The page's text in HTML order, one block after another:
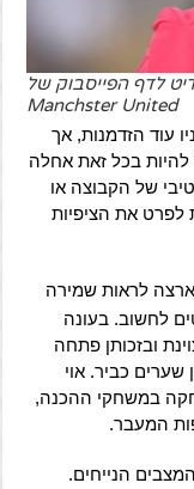
לדף הפייסבוק של
Manchster United
עוד הזדמנות, אך
להיות בכל זאת אחלה
של הקבוצה או
לפרט את הציפיות
ארצה לראות שמירה
לחשוב. בעונה
ובזכותן פתחה
כביר. אוי
במשחקי ההכנה,
המעבר.
הנייחים.